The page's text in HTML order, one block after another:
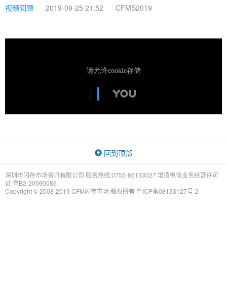
视频回顾 2019-09-25 21:52 CFMS2019
回到顶部
深圳市闪存市场资讯有限公司 服务热线:0755-86133027 增值电信业务经营许可
证:粤B2-20090086
Copyright © 2008-2019 CFM闪存市场 版权所有 粤ICP备08133127号-2